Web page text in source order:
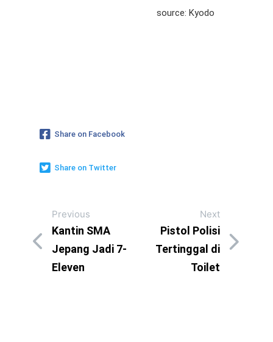
source: Kyodo
Share on Facebook
Share on Twitter
Previous
Kantin SMA
Jepang Jadi 7-
Eleven
Next
Pistol Polisi
Tertinggal di
Toilet